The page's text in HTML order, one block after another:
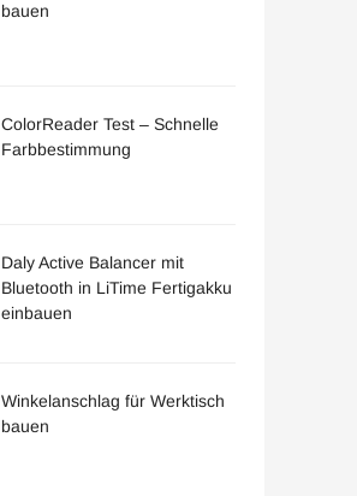
bauen
ColorReader Test – Schnelle
Farbbestimmung
Daly Active Balancer mit
Bluetooth in LiTime Fertigakku
einbauen
Winkelanschlag für Werktisch
bauen